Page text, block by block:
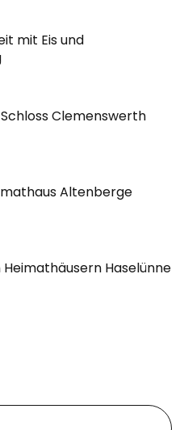
mit Eis und
Clemenswerth
Altenberge
Haselünne